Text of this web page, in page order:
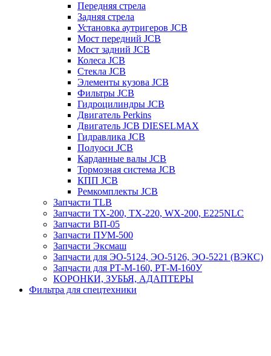
Передняя стрела
Задняя стрела
Установка аутригеров JCB
Мост передний JCB
Мост задний JCB
Колеса JCB
Стекла JCB
Элементы кузова JCB
Фильтры JCB
Гидроцилиндры JCB
Двигатель Perkins
Двигатель JCB DIESELMAX
Гидравлика JCB
Полуоси JCB
Карданные валы JCB
Тормозная система JCB
КПП JCB
Ремкомплекты JCB
Запчасти TLB
Запчасти TX-200, TX-220, WX-200, E225NLC
Запчасти ВП-05
Запчасти ПУМ-500
Запчасти Эксмаш
Запчасти для ЭО-5124, ЭО-5126, ЭО-5221 (ВЭКС)
Запчасти для РТ-М-160, РТ-М-160У
КОРОНКИ, ЗУБЬЯ, АДАПТЕРЫ
Фильтра для спецтехники